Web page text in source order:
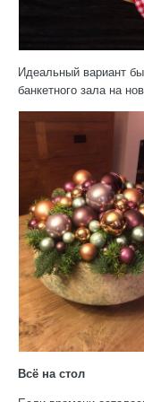
Идеальный вариант
банкетного зала на
Всё на стол